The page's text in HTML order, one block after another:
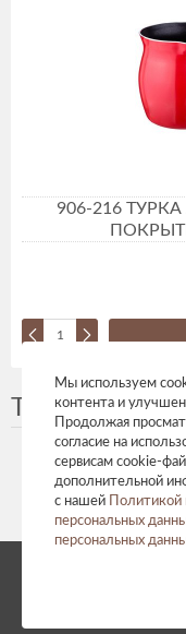
906-216 ТУРКА
Турки
© 2026
Согласие на
Мы используем
контента и
Продолжая
согласие на
сервисам cookie-
дополнительной
с нашей
персональных
персональных